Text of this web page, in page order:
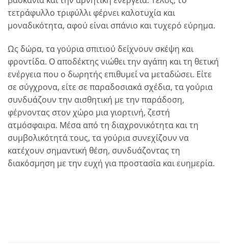
τετράφυλλο τριφύλλι φέρνει καλοτυχία και
μοναδικότητα, αφού είναι σπάνιο και τυχερό εύρημα.
Ως δώρα, τα γούρια σπιτιού δείχνουν σκέψη και
φροντίδα. Ο αποδέκτης νιώθει την αγάπη και τη θετική
ενέργεια που ο δωρητής επιθυμεί να μεταδώσει. Είτε
σε σύγχρονα, είτε σε παραδοσιακά σχέδια, τα γούρια
συνδυάζουν την αισθητική με την παράδοση,
φέρνοντας στον χώρο μια γιορτινή, ζεστή
ατμόσφαιρα. Μέσα από τη διαχρονικότητα και τη
συμβολικότητά τους, τα γούρια συνεχίζουν να
κατέχουν σημαντική θέση, συνδυάζοντας τη
διακόσμηση με την ευχή για προστασία και ευημερία.